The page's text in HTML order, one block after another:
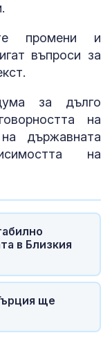
промени и
въпроси за
за дълго
на
държавната
на
в Близкия
ще